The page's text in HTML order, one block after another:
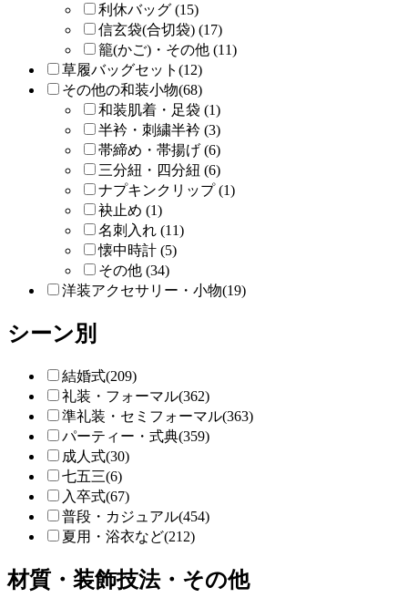
利休バッグ (15)
信玄袋(合切袋) (17)
籠(かご)・その他 (11)
草履バッグセット(12)
その他の和装小物(68)
和装肌着・足袋 (1)
半衿・刺繍半衿 (3)
帯締め・帯揚げ (6)
三分紐・四分紐 (6)
ナプキンクリップ (1)
袂止め (1)
名刺入れ (11)
懐中時計 (5)
その他 (34)
洋装アクセサリー・小物(19)
シーン別
結婚式(209)
礼装・フォーマル(362)
準礼装・セミフォーマル(363)
パーティー・式典(359)
成人式(30)
七五三(6)
入卒式(67)
普段・カジュアル(454)
夏用・浴衣など(212)
材質・装飾技法・その他